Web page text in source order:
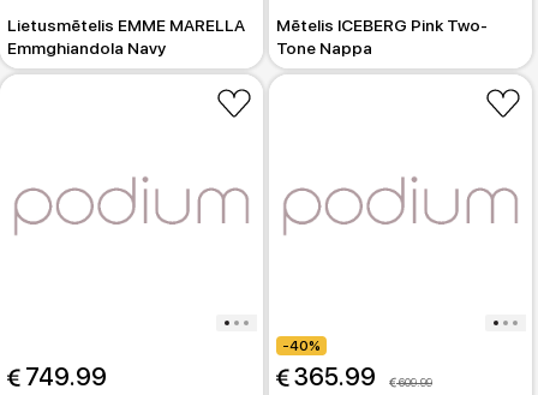
Lietusmētelis EMME MARELLA
Emmghiandola Navy
Mētelis ICEBERG Pink Two-
Tone Nappa
749.99
-40%
365.99 609.99